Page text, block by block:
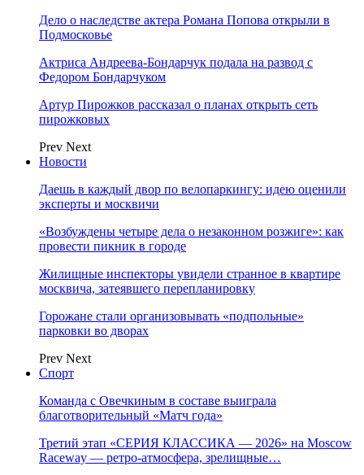
Дело о наследстве актера Романа Попова открыли в
Подмосковье
Актриса Андреева-Бондарчук подала на развод с
Федором Бондарчуком
Артур Пирожков рассказал о планах открыть сеть
пирожковых
Prev Next
Новости
Даешь в каждый двор по велопаркингу: идею оценили
эксперты и москвичи
«Возбуждены четыре дела о незаконном розжиге»: как
провести пикник в городе
Жилищные инспекторы увидели странное в квартире
москвича, затеявшего перепланировку
Горожане стали организовывать «подпольные»
парковки во дворах
Prev Next
Спорт
Команда с Овечкиным в составе выиграла
благотворительный «Матч года»
Третий этап «СЕРИЯ КЛАССИКА — 2026» на Moscow
Raceway — ретро‑атмосфера, зрелищные…